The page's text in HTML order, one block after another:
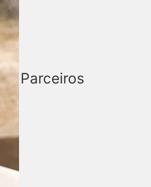
Parceiros